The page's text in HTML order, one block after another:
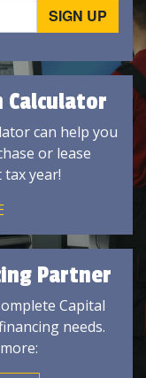
Calculator
can help you
or lease
year!
Partner
Capital
needs.